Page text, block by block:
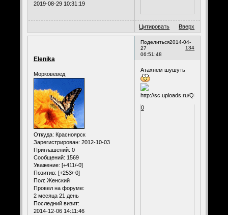
2019-08-29 10:31:19
Цитировать Вверх
Поделиться
134
2014-04-
27
06:51:48
Elenika
Морковевед
Откуда: Красноярск
Зарегистрирован: 2012-10-03
Приглашений: 0
Сообщений: 1569
Уважение: [+411/-0]
Позитив: [+253/-0]
Пол: Женский
Провел на форуме:
2 месяца 21 день
Последний визит:
2014-12-06 14:11:46
Атахнем шушуть
0